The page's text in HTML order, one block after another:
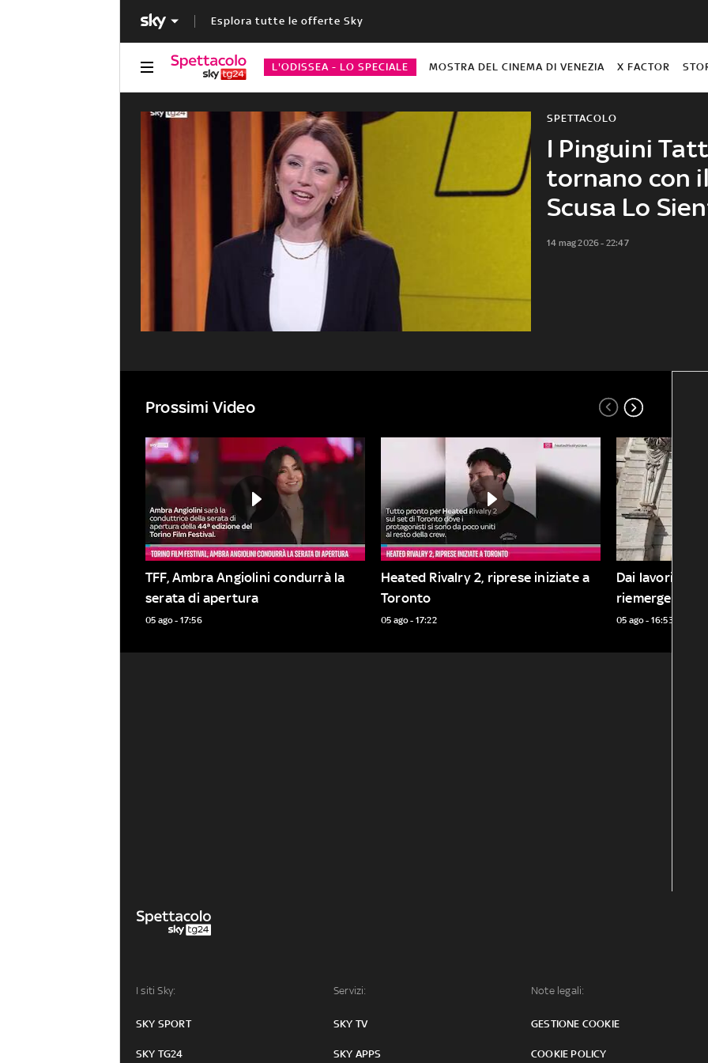
Esplora tutte le offerte Sky
L'ODISSEA - LO SPECIALE MOSTRA DEL CINEMA DI VENEZIA X FACTOR
I Pinguini
tornano con
Scusa Lo
SPETTACOLO
14 mag 2026 - 22:47
Prossimi Video
TFF, Ambra Angiolini condurrà la
serata di apertura
05 ago - 17:56
Heated Rivalry 2, riprese iniziate a
Toronto
05 ago - 17:22
Dai lavori a
riemerge
05 ago - 16:53
I siti Sky:
SKY SPORT
SKY TG24
Servizi:
SKY TV
SKY APPS
Note legali:
GESTIONE COOKIE
COOKIE POLICY